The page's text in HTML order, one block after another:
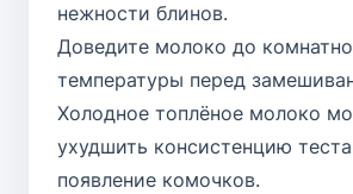
нежности блинов.
Доведите молоко до
температуры перед
Холодное топлёное молоко
ухудшить консистенцию
появление комочков.